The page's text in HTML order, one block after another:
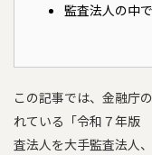
監査法人の中
この記事では、金融庁
れている「令和７年版
査法人を大手監査法人